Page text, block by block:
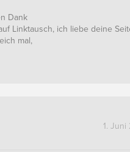
Dank
Linktausch, ich liebe deine
mal,
1. Juni